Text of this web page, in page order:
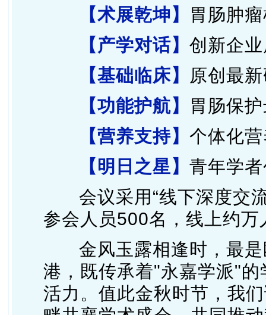
【术展乾坤】
胃肠肿
【产学对话】 创新企
【基础临床】 原创最
【功能护航】
胃肠保
【营养支持】 个体化
【明日之星】 青年学
会议采用“线下深度交
参会人员500名，线上约万
金风玉露相逢时，最
港，既传承着"永嘉学派"
活力。值此金秋时节，我